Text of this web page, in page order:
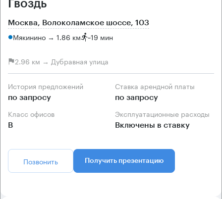
Гвоздь
Москва, Волоколамское шоссе, 103
Мякинино → 1.86 км ~19 мин
2.96 км → Дубравная улица
История предложений
по запросу
Ставка арендной платы
по запросу
Класс офисов
B
Эксплуатационные расходы
Включены в ставку
Позвонить Получить презентацию